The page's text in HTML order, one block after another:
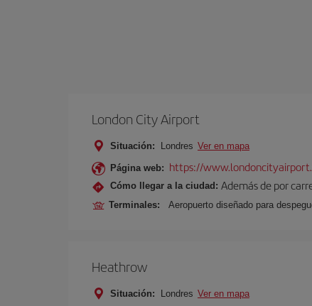
London City Airport
Situación: Londres Ver en mapa
Página web: https://
Cómo llegar a la ciudad: Además de por
Terminales: Aeropuerto diseñado para
Heathrow
Situación: Londres Ver en mapa